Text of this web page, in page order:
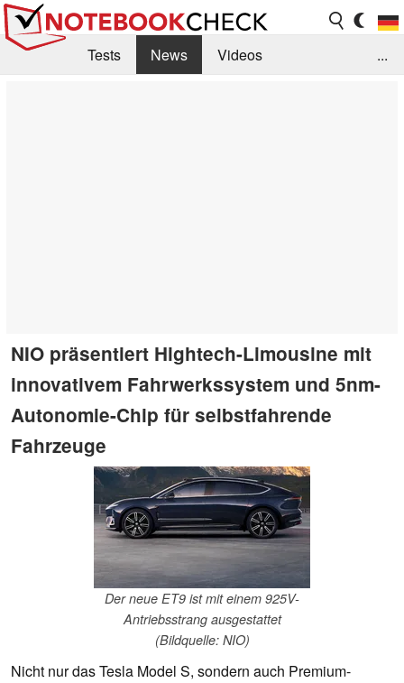
Tests News
Videos
...
NIO präsentiert Hightech-Limousine mit
innovativem Fahrwerkssystem und 5nm-
Autonomie-Chip für selbstfahrende
Fahrzeuge
Der neue ET9 ist mit einem 925V-
Antriebsstrang ausgestattet
(Bildquelle: NIO)
Nicht nur das Tesla Model S, sondern auch Premium-